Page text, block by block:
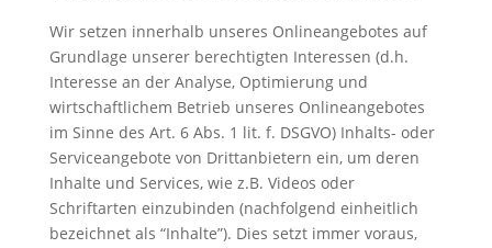
Wir setzen innerhalb unseres Onlineangebotes auf
Grundlage unserer berechtigten Interessen (d.h.
Interesse an der Analyse, Optimierung und
wirtschaftlichem Betrieb unseres Onlineangebotes
im Sinne des Art. 6 Abs. 1 lit. f. DSGVO) Inhalts- oder
Serviceangebote von Drittanbietern ein, um deren
Inhalte und Services, wie z.B. Videos oder
Schriftarten einzubinden (nachfolgend einheitlich
bezeichnet als “Inhalte”). Dies setzt immer voraus,